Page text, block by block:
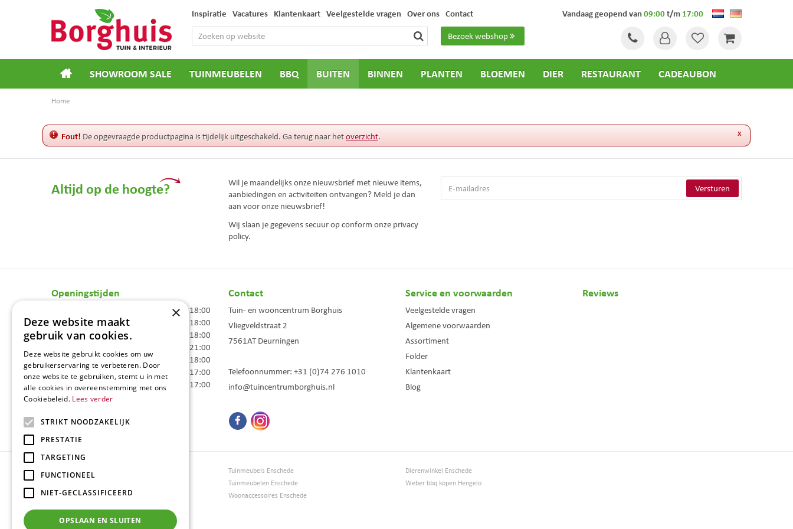
Home
Bezoek webshop
Inspiratie Vacatures Klantenkaart Veelgestelde vragen Over ons Contact Vandaag geopend van09:00t/m17:00
SHOWROOM SALE TUINMEUBELEN BBQ BUITEN BINNEN PLANTEN BLOEMEN DIER RESTAURANT CADEAUBON
x
Fout! De opgevraagde productpagina is tijdelijk uitgeschakeld. Ga terug naar hetoverzicht.
Altijd op de hoogte?
Wil je maandelijks onze nieuwsbrief met nieuwe items,
aanbiedingen en activiteiten ontvangen? Meld je dan
aan voor onze nieuwsbrief!
Wij slaan je gegevens secuur op conform onze privacy
policy.
Openingstijden
09:00 - 18:00
Dinsdag
09:00 - 18:00
Woensdag
09:00 - 18:00
09:00 - 21:00
Vrijdag
09:00 - 18:00
Zaterdag
09:00 - 17:00
Zondag
10:00 - 17:00
Contact
Tuin- en wooncentrum Borghuis
Vliegveldstraat 2
7561AT Deurningen
Telefoonnummer: +31 (0)74 276 1010
info@tuincentrumborghuis.nl
Service en voorwaarden
Veelgestelde vragen
Algemene voorwaarden
Assortiment
Folder
Klantenkaart
Blog
Reviews
Tuincentrum Borghuis
Loungesets
Bloemen
Barbecues
Tuinmeubels Enschede
Tuinmeubelen Enschede
Woonaccessoires Enschede
Dierenwinkel Enschede
Weber bbq kopen Hengelo
×
Deze website maakt
gebruik van cookies.
Deze website gebruikt cookies om uw
gebruikerservaring te verbeteren. Door
onze website te gebruiken, stemt u in met
alle cookies in overeenstemming met ons
Cookiebeleid. Lees verder
STRIKT NOODZAKELIJK
PRESTATIE
TARGETING
FUNCTIONEEL
NIET-GECLASSIFICEERD
OPSLAAN EN SLUITEN